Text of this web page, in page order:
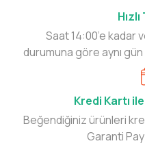
Saat 14:00’e kadar
durumuna göre aynı
Kredi Kartı
Beğendiğiniz ürünleri
Garanti